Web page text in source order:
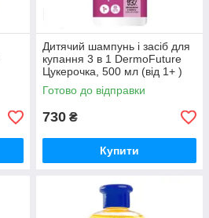
Дитячий шампунь і засіб для
купання 3 в 1 DermoFuture
Цукерочка, 500 мл (від 1+ )
Готово до відправки
730 ₴
Купити